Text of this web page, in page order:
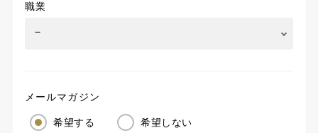
職業
メールマガジン
希望する 希望しない